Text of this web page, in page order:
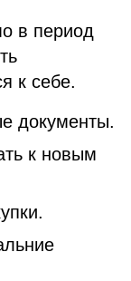
в период
к себе.
документы.
к новым